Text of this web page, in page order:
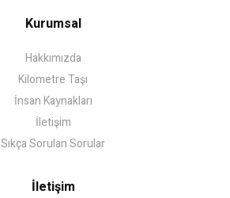
Kurumsal
Hakkımızda
Kilometre Taşı
İnsan Kaynakları
İletişim
Sıkça Sorulan Sorular
İletişim